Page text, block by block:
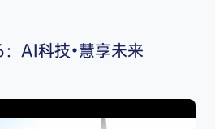
AI科技•慧享未来